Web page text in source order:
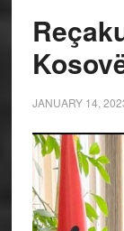
JANUARY 14,